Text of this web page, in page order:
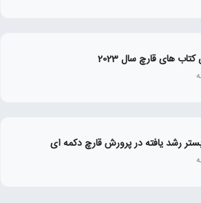
های قارچ سال 2023
رشد یافته در پرورش قارچ دکمه ای